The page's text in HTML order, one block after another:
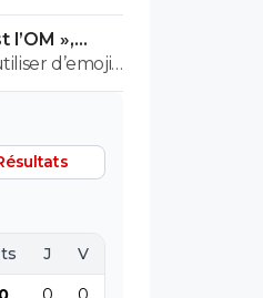
l’OM »,
d’emojis
Q qui a un
ces
pouvez
d
goût et
ses gros
J V